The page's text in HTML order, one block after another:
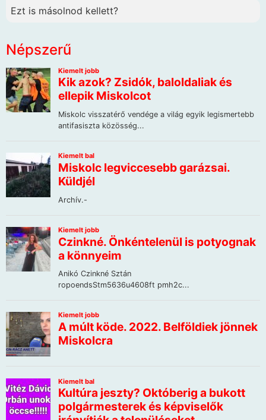
Ezt is másolnod kellett?
Népszerű